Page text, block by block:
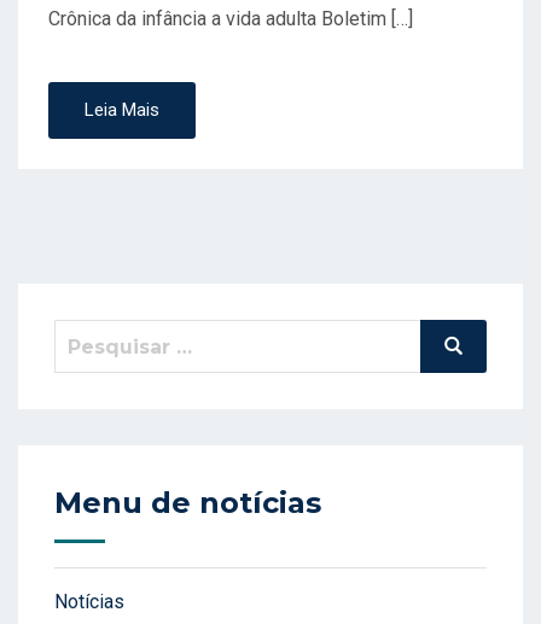
Crônica da infância a vida adulta Boletim […]
Leia Mais
Pesquisar
Pesquisa
Menu de notícias
Notícias